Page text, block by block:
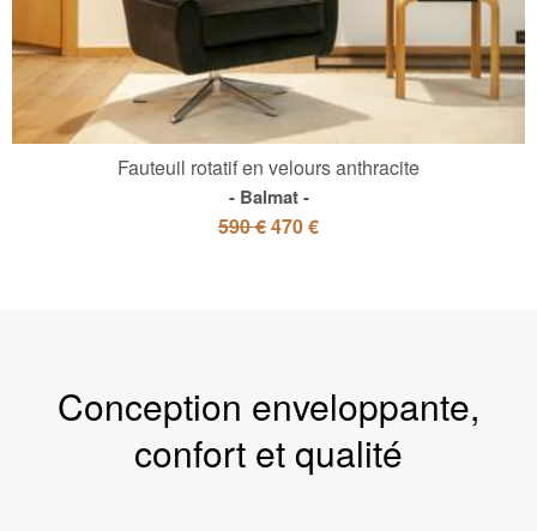
Fauteuil rotatif en velours anthracite
Balmat
590 €470 €
Conception enveloppante,
confort et qualité